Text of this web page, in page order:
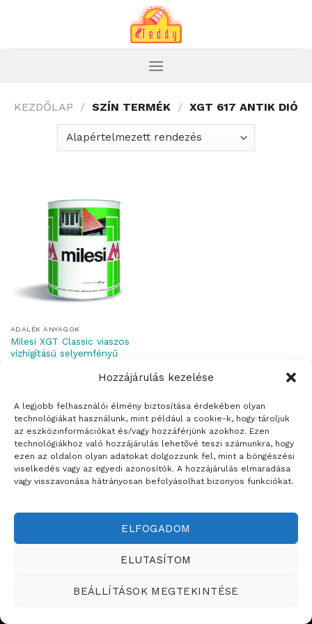
Hozzájárulás kezelése
A legjobb felhasználói élmény biztosítása érdekében olyan
technológiákat használunk, mint például a cookie-k, hogy tároljuk
az eszközinformációkat és/vagy hozzáférjünk azokhoz. Ezen
technológiákhoz való hozzájárulás lehetővé teszi számunkra, hogy
ezen az oldalon olyan adatokat dolgozzunk fel, mint a böngészési
viselkedés vagy az egyedi azonosítók. A hozzájárulás elmaradása
vagy visszavonása hátrányosan befolyásolhat bizonyos funkciókat.
ELFOGADOM
ELUTASÍTOM
BEÁLLÍTÁSOK MEGTEKINTÉSE
KEZDŐLAP / SZÍN TERMÉK / XGT 617 ANTIK DIÓ
ADALÉK ANYAGOK
Milesi XGT Classic viaszos
vízhígítású selyemfényű
Weboldalt készítette:
ÉRTÉKESÍTÉSI TERÜLETEINK